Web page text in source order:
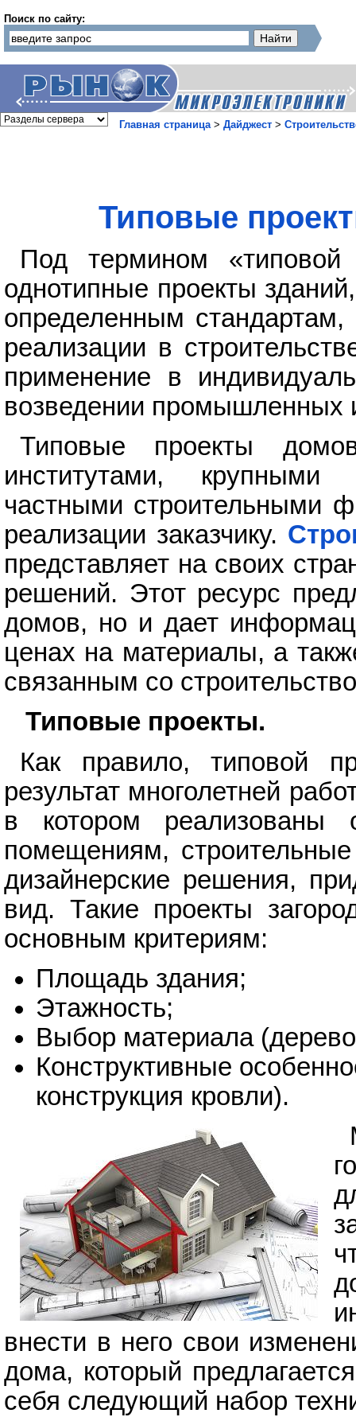
Поиск по сайту:
Главная страница> Дайджест >
Типовые
Под термином «типовой
однотипные проекты
определенным
реализации в
применение в
возведении промышленных
Типовые проекты
институтами,
частными строительными
реализации заказчику.
представляет на своих
решений. Этот ресурс
домов, но и дает
ценах на материалы, а
связанным со
Типовые проекты.
Как правило, типовой
результат многолетней
в котором реализованы
помещениям,
дизайнерские решения,
вид. Такие проекты
основным критериям:
Площадь здания;
Этажность;
Выбор материала
Конструктивные
конструкция кровли).
внести в него свои
дома, который
себя следующий набор